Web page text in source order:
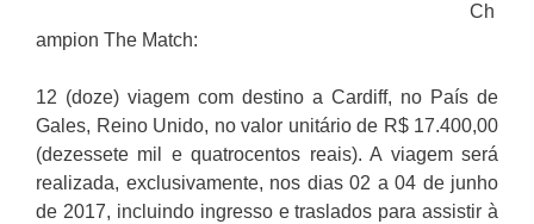
Ch
ampion The Match:
12 (doze) viagem com destino a Cardiff, no País de
Gales, Reino Unido, no valor unitário de R$ 17.400,00
(dezessete mil e quatrocentos reais). A viagem será
realizada, exclusivamente, nos dias 02 a 04 de junho
de 2017, incluindo ingresso e traslados para assistir à